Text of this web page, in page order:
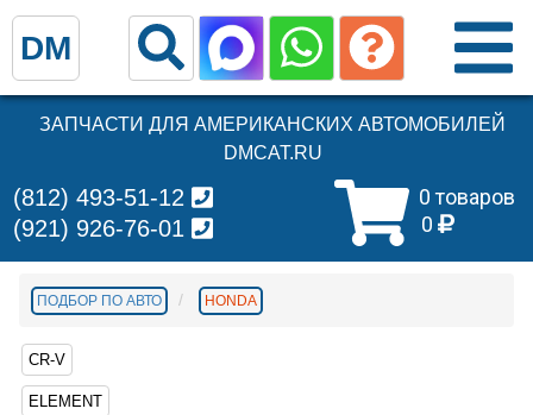
ЗАПЧАСТИ ДЛЯ АМЕРИКАНСКИХ АВТОМОБИЛЕЙ
DMCAT.RU
0 товаров
0
(812) 493-51-12
(921) 926-76-01
ПОДБОР ПО АВТО HONDA
CR-V
ELEMENT
DM